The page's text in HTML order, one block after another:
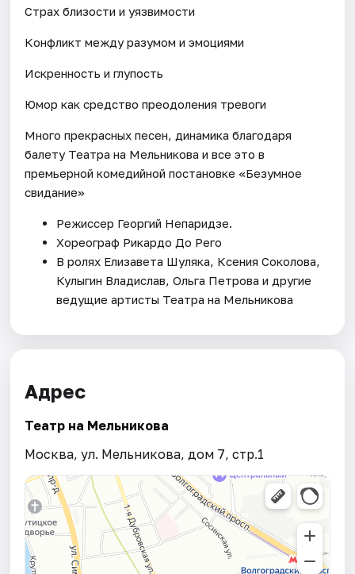
Страх близости и уязвимости
Конфликт между разумом и эмоциями
Искренность и глупость
Юмор как средство преодоления тревоги
Много прекрасных песен, динамика благодаря
балету Театра на Мельникова и все это в
премьерной комедийной постановке «Безумное
свидание»
Режиссер Георгий Непаридзе.
Хореограф Рикардо До Рего
В ролях Елизавета Шуляка, Ксения Соколова,
Кулыгин Владислав, Ольга Петрова и другие
ведущие артисты Театра на Мельникова
Адрес
Театр на Мельникова
Москва, ул. Мельникова, дом 7, стр.1